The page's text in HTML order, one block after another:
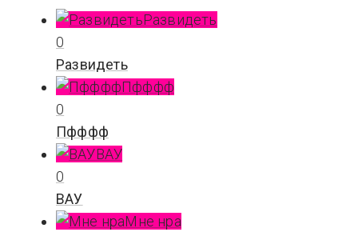
Развидеть
0
Развидеть
Пфффф
0
Пфффф
ВАУ
0
ВАУ
Мне нра